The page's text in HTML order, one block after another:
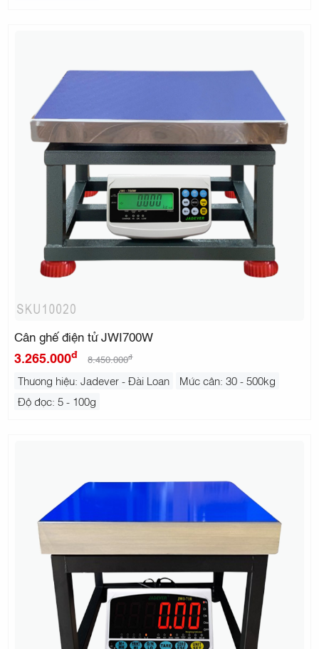
Cân ghế điện tử JWI700W
3.265.000đ 8.450.000đ
Thương hiệu: Jadever - Đài Loan
Mức cân: 30 - 500kg
Độ đọc: 5 - 100g